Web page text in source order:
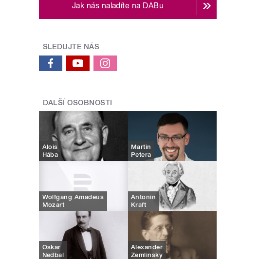
Jak nás naladíte na DABu
SLEDUJTE NÁS
DALŠÍ OSOBNOSTI
Alois
Hába
Martin
Petera
Wolfgang Amadeus
Mozart
Antonín
Kraft
Oskar
Nedbal
Alexander
Zemlinsky